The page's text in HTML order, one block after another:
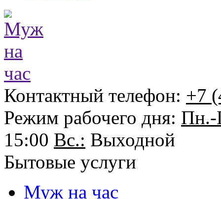
Контактный телефон: +7
Режим рабочего дня: Пн.-
15:00 Вс.: Выходной
Бытовые услуги
Муж на час